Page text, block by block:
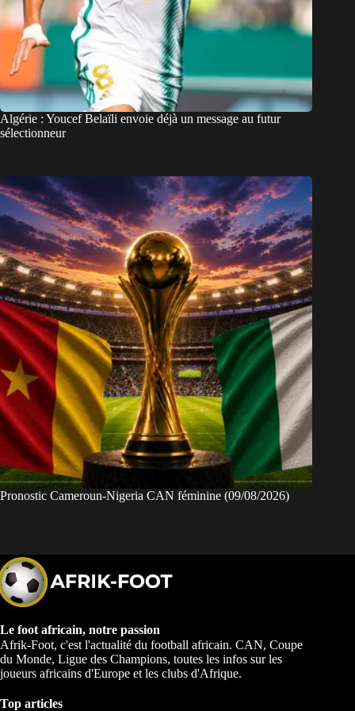
Algérie : Youcef Belaïli envoie déjà un message au futur
sélectionneur
Pronostic Cameroun-Nigeria CAN féminine (09/08/2026)
Le foot africain, notre passion
Afrik-Foot, c'est l'actualité du football africain. CAN, Coupe
du Monde, Ligue des Champions, toutes les infos sur les
joueurs africains d'Europe et les clubs d'Afrique.
Top articles